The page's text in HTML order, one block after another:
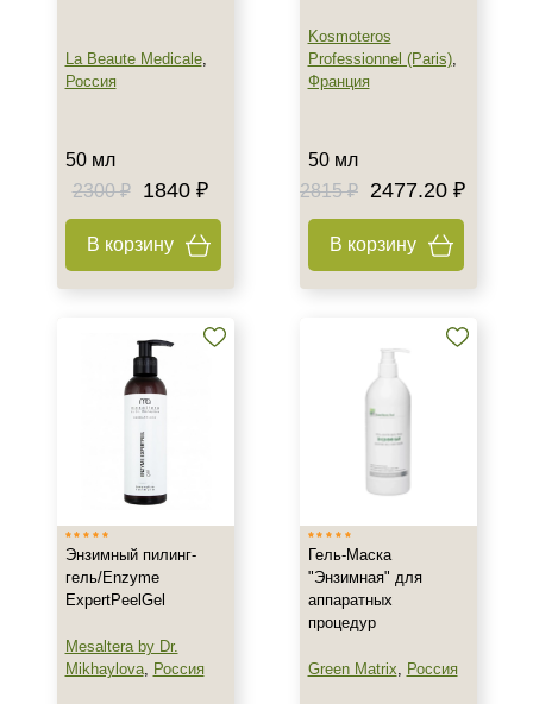
La Beaute Medicale,
Россия
50 мл
2300 ₽
1840 ₽
В корзину
Kosmoteros
Professionnel (Paris),
Франция
50 мл
2815 ₽
2477.20 ₽
В корзину
Энзимный пилинг-
гель/Enzyme
ExpertPeelGel
Mesaltera by Dr.
Mikhaylova, Россия
Гель-Маска
"Энзимная" для
аппаратных
процедур
Green Matrix, Россия